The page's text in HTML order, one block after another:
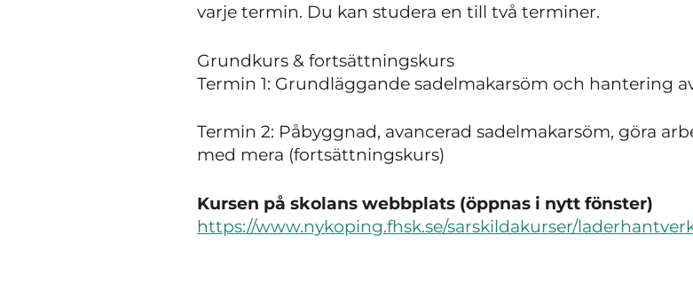
varje termin. Du kan studera en till två terminer.
Grundkurs & fortsättningskurs
Termin 1: Grundläggande sadelmakarsöm och hantering
Termin 2: Påbyggnad, avancerad sadelmakarsöm, göra
med mera (fortsättningskurs)
Kursen på skolans webbplats (öppnas i nytt fönster)
https://www.nykoping.fhsk.se/sarskildakurser/